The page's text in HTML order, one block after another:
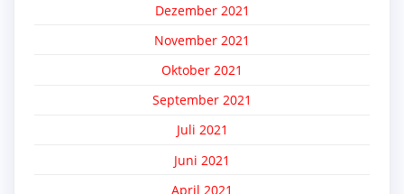
Dezember 2021
November 2021
Oktober 2021
September 2021
Juli 2021
Juni 2021
April 2021